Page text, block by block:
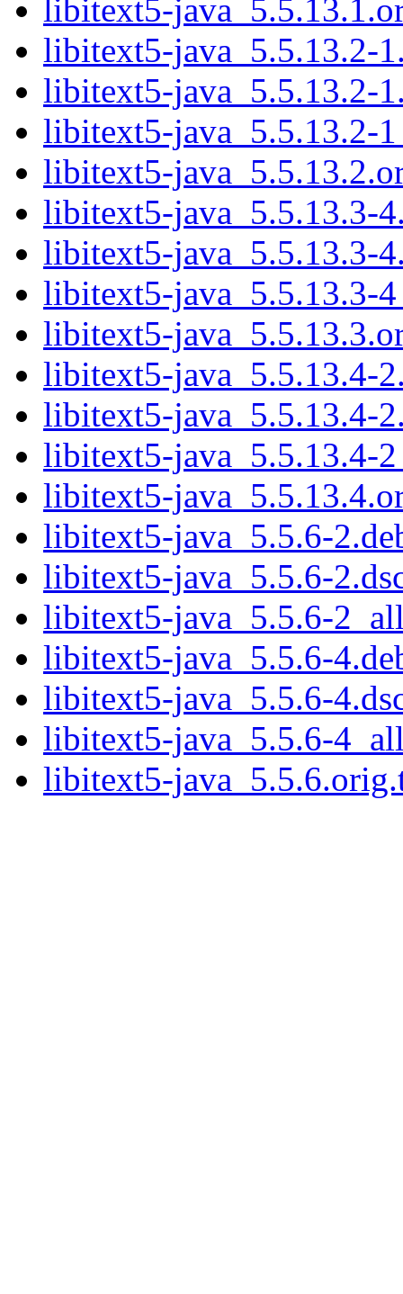
libitext5-
libitext5-java_5.5.13.2-
libitext5-java_5.5.13.2-
libitext5-java_5.5.13.2-
libitext5-
libitext5-java_5.5.13.3-
libitext5-java_5.5.13.3-
libitext5-java_5.5.13.3-
libitext5-
libitext5-java_5.5.13.4-
libitext5-java_5.5.13.4-
libitext5-java_5.5.13.4-
libitext5-
libitext5-java_5.5.6-
libitext5-java_5.5.6-
libitext5-java_5.5.6-
libitext5-java_5.5.6-
libitext5-java_5.5.6-
libitext5-java_5.5.6-
libitext5-